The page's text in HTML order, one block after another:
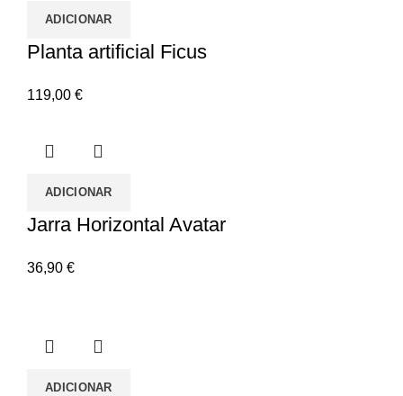
ADICIONAR
Planta artificial Ficus
119,00 €
ADICIONAR
Jarra Horizontal Avatar
36,90 €
ADICIONAR